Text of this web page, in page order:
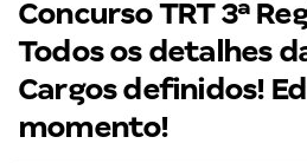
Concurso TRT 3ª
Todos os detalhes
Cargos definidos!
momento!